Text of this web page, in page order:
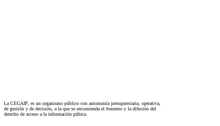
La CEGAIP, es un organismo público con autonomía presupuestaria, operativa,
de gestión y de decisión, a la que se encomienda el fomento y la difusión del
derecho de acceso a la información púbica.